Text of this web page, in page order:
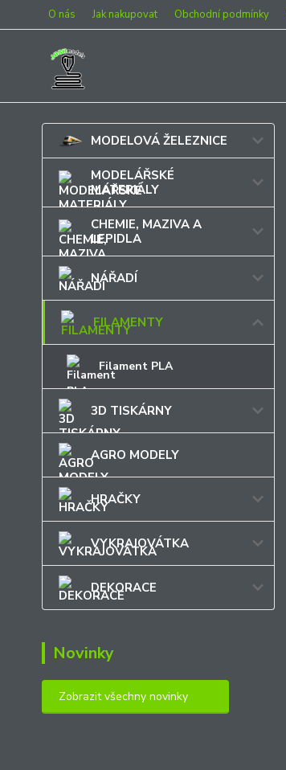
O nás Jak nakupovat Obchodní podmínky
MODELOVÁ ŽELEZNICE
MODELÁŘSKÉ
MATERIÁLY
CHEMIE, MAZIVA A
LEPIDLA
NÁŘADÍ
FILAMENTY
Filament PLA
3D TISKÁRNY
AGRO MODELY
HRAČKY
VYKRAJOVÁTKA
DEKORACE
Novinky
Zobrazit všechny novinky